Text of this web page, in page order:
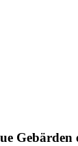
Gebärden